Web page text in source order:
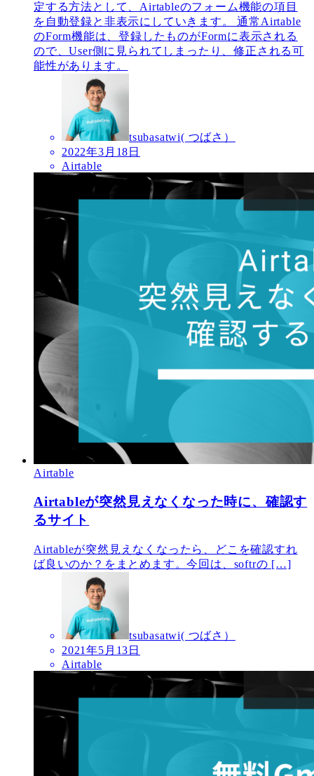
定する方法として、Airtableのフォーム機能の項目
を自動登録と非表示にしていきます。 通常Airtable
のForm機能は、登録したものがFormに表示される
ので、User側に見られてしまったり、修正される可
能性があります。
tsubasatwi( つばさ）
2022年3月18日
Airtable
Airtable
Airtableが突然見えなくなった時に、確認す
るサイト
Airtableが突然見えなくなったら、どこを確認すれ
ば良いのか？をまとめます。今回は、softrの […]
tsubasatwi( つばさ）
2021年5月13日
Airtable